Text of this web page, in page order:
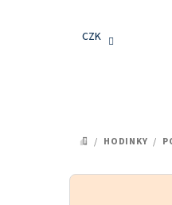
CZK
DOMŮ
/ HODINKY /
P